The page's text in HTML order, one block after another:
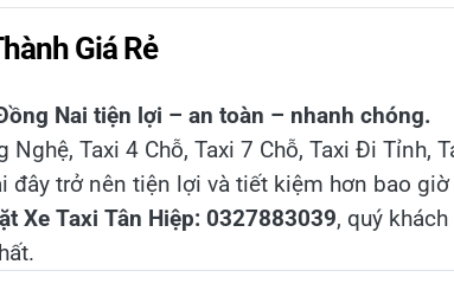
Giá Rẻ
Nai tiện lợi – an toàn – nhanh chóng.
Taxi 4 Chỗ, Taxi 7 Chỗ, Taxi Đi Tỉnh,
đây trở nên tiện lợi và tiết kiệm hơn bao giờ
Xe Taxi Tân Hiệp: 0327883039, quý